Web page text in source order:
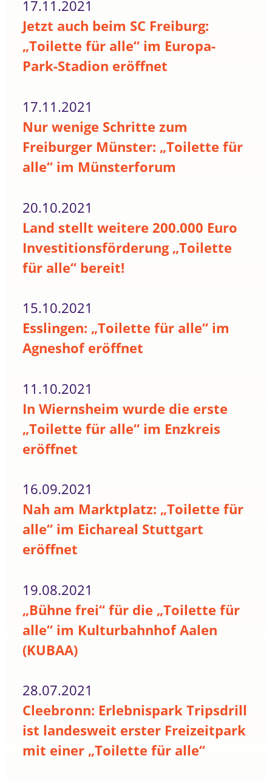
17.11.2021
Jetzt auch beim SC Freiburg:
„Toilette für alle“ im Europa-
Park-Stadion eröffnet
17.11.2021
Nur wenige Schritte zum
Freiburger Münster: „Toilette für
alle“ im Münsterforum
20.10.2021
Land stellt weitere 200.000 Euro
Investitionsförderung „Toilette
für alle“ bereit!
15.10.2021
Esslingen: „Toilette für alle“ im
Agneshof eröffnet
11.10.2021
In Wiernsheim wurde die erste
„Toilette für alle“ im Enzkreis
eröffnet
16.09.2021
Nah am Marktplatz: „Toilette für
alle“ im Eichareal Stuttgart
eröffnet
19.08.2021
„Bühne frei“ für die „Toilette für
alle“ im Kulturbahnhof Aalen
(KUBAA)
28.07.2021
Cleebronn: Erlebnispark Tripsdrill
ist landesweit erster Freizeitpark
mit einer „Toilette für alle“